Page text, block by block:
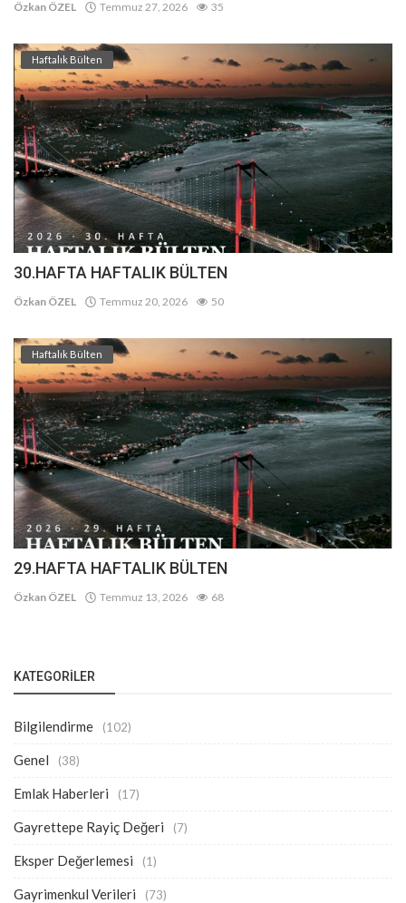
Özkan ÖZEL Temmuz 27, 2026 35
Haftalık Bülten
30.HAFTA HAFTALIK BÜLTEN
Özkan ÖZEL Temmuz 20, 2026 50
Haftalık Bülten
29.HAFTA HAFTALIK BÜLTEN
Özkan ÖZEL Temmuz 13, 2026 68
KATEGORILER
Bilgilendirme (102)
Genel (38)
Emlak Haberleri (17)
Gayrettepe Rayiç Değeri (7)
Eksper Değerlemesi (1)
Gayrimenkul Verileri (73)